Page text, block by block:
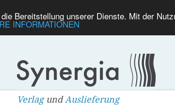
Bereitstellung unserer Dienste. Mit der
INFORMATIONEN
VerlagundAuslieferung